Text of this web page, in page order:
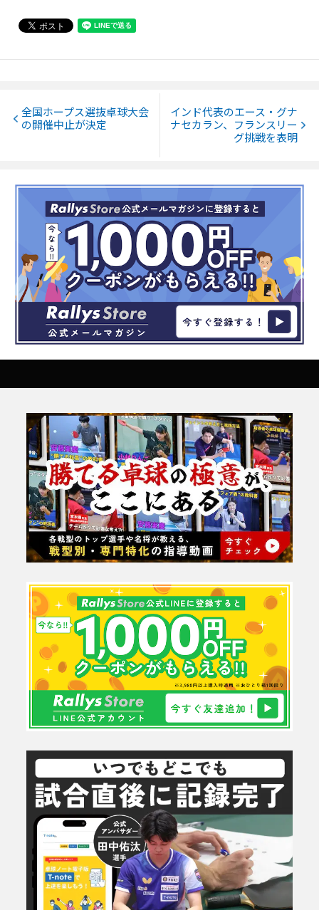
全国ホープス選抜卓球大会
の開催中止が決定
インド代表のエース・グナ
ナセカラン、フランスリー
グ挑戦を表明